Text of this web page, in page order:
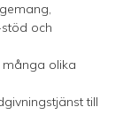
och
många olika
till